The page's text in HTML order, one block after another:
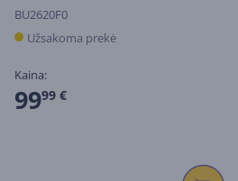
BU2620F0
Užsakoma prekė
Kaina:
9999 €